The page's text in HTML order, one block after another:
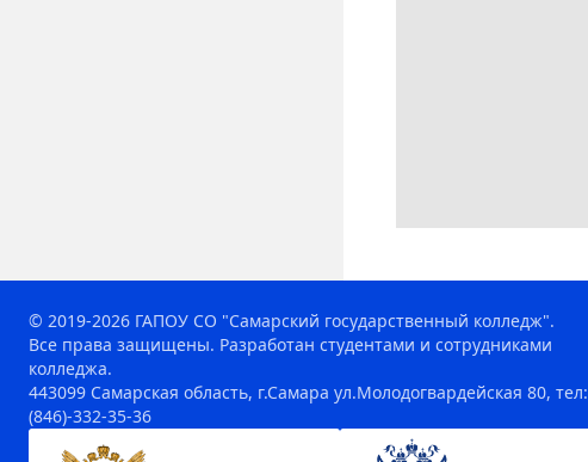
© 2019-2026 ГАПОУ СО "Самарский государственный колледж".
Все права защищены. Разработан студентами и сотрудниками
колледжа.
443099 Самарская область, г.Самара ул.Молодогвардейская 80, тел:
(846)-332-35-36